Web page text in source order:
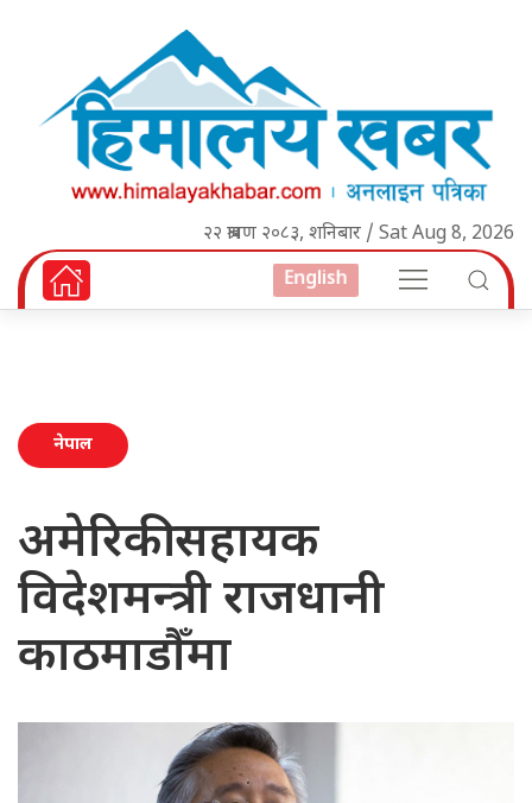
२२ श्रावण २०८३, शनिबार / Sat Aug 8, 2026
English
नेपाल
अमेरिकी सहायक
विदेशमन्त्री राजधानी
काठमाडौँमा